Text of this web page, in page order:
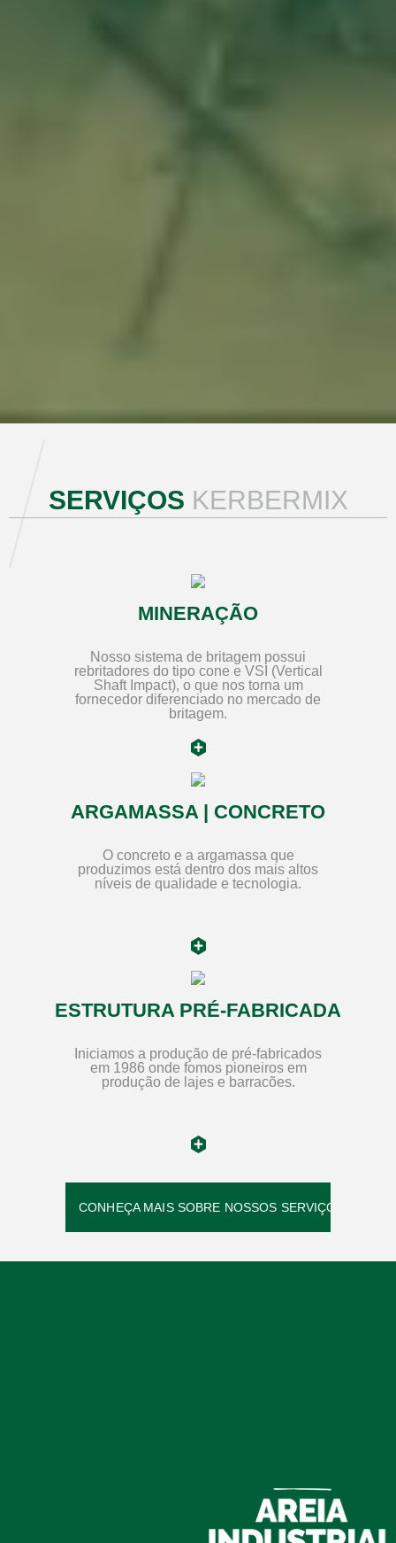
SERVIÇOS KERBERMIX
MINERAÇÃO
Nosso sistema de britagem possui
rebritadores do tipo cone e VSI (Vertical
Shaft Impact), o que nos torna um
fornecedor diferenciado no mercado de
britagem.
ARGAMASSA | CONCRETO
O concreto e a argamassa que
produzimos está dentro dos mais altos
níveis de qualidade e tecnologia.
ESTRUTURA PRÉ-FABRICADA
Iniciamos a produção de pré-fabricados
em 1986 onde fomos pioneiros em
produção de lajes e barracões.
CONHEÇA MAIS SOBRE NOSSOS SERVIÇOS